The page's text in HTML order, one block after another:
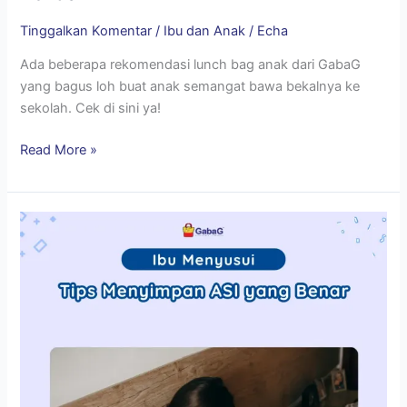
Tinggalkan Komentar / Ibu dan Anak / Echa
Ada beberapa rekomendasi lunch bag anak dari GabaG
yang bagus loh buat anak semangat bawa bekalnya ke
sekolah. Cek di sini ya!
Read More »
Tips
Menyimpan